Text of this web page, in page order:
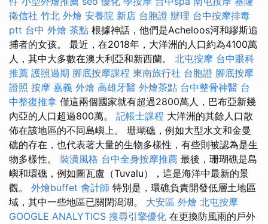
徵信社 竹北 外燴 安養院 新店 台胞證 辦理 台中按摩排毒
ptt 台中 外燴 茶點 根據神話，他們是Acheloos河和繆斯追
捕者的女孩。 最近，在2018年，大洋洲的人口約為4100萬
人，其中大多數在澳大利亞和新西蘭。 北屯按摩 台中眼科
推薦 護照過期 腳底按摩課程 東南旅行社 台胞證 腳底按摩
證照 按摩 嘉義 外燴 高雄牙醫 外燴茶點 台中整骨神醫 台
中整復推拿 僅這兩個國家就有超過2800萬人，巴布亞新幾
內亞的人口超過800萬。 記帳士課程 大洋洲的其餘人口散
佈在該地區的不同島嶼上。 珊瑚礁，例如大型水文和金曼
礁的存在，也代表著大量的生物多樣性，有些則被認為是生
物多樣性。 裝潢風格 台中全身按摩推薦 最後，珊瑚礁是島
嶼和環礁，例如圖瓦盧（Tuvalu），這是海洋中最新的景
觀。 外燴buffet 會計師 特別是，環礁負責開發低層土地區
域，其中一些地區已關閉潟湖。 大安區 外燴 北屯按摩
GOOGLE ANALYTICS 搜尋引擎優化 在更換防風雨的戶外